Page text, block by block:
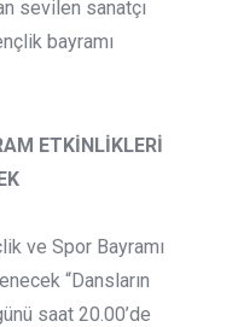
sevilen sanatçı
bayramı
ETKİNLİKLERİ
ve Spor Bayramı
“Dansların
saat 20.00’de